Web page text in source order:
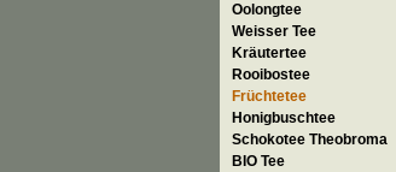
Oolongtee
Weisser Tee
Kräutertee
Rooibostee
Früchtetee
Honigbuschtee
Schokotee Theobroma
BIO Tee